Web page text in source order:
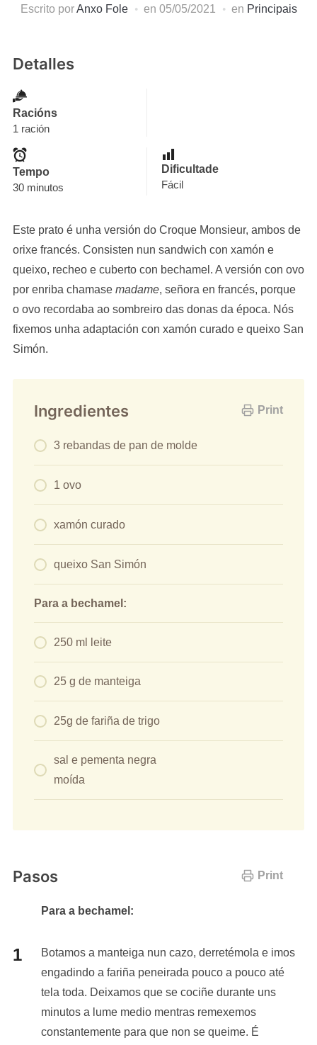
Escrito porAnxo Fole en 05/05/2021 en Principais
Detalles
Racións
1 ración
Tempo
30 minutos
Dificultade
Fácil
Este prato é unha versión do Croque Monsieur, ambos de
orixe francés. Consisten nun sandwich con xamón e
queixo, recheo e cuberto con bechamel. A versión con ovo
por enriba chamase madame, señora en francés, porque
o ovo recordaba ao sombreiro das donas da época. Nós
fixemos unha adaptación con xamón curado e queixo San
Simón.
Print
Ingredientes
3 rebandas de pan de molde
1 ovo
xamón curado
queixo San Simón
Para a bechamel:
250 ml leite
25 g de manteiga
25g de fariña de trigo
sal e pementa negra
moída
Print
Pasos
Para a bechamel:
Botamos a manteiga nun cazo, derretémola e imos
engadindo a fariña peneirada pouco a pouco até
tela toda. Deixamos que se cociñe durante uns
minutos a lume medio mentras remexemos
constantemente para que non se queime. É